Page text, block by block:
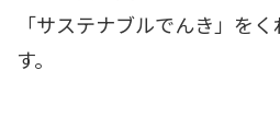
「サステナブルでんき」を
す。